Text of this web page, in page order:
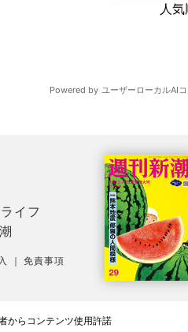
ライフ
｜免責事項
からコンテンツ使用許諾